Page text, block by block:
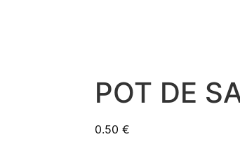
POT DE
0.50 €